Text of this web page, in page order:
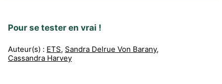
Pour se tester en vrai !
Auteur(s) : ETS, Sandra Delrue Von Barany,
Cassandra Harvey